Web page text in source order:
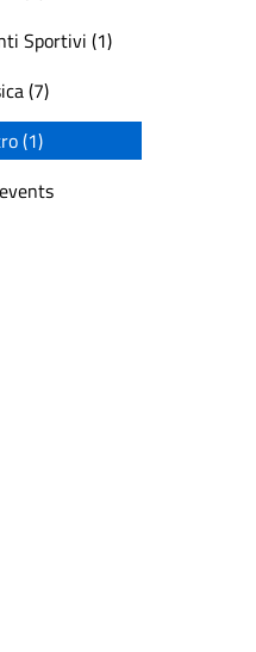
Sportivi (1)
(7)
(1)